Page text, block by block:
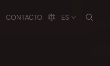
CONTACTO ES